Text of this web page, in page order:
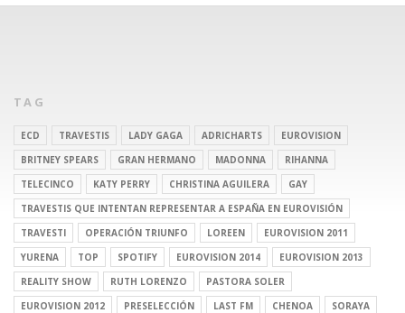
TAG
ECD TRAVESTIS LADY GAGA ADRICHARTS
EUROVISION
BRITNEY SPEARS
GRAN HERMANO MADONNA
RIHANNA
TELECINCO
KATY PERRY CHRISTINA AGUILERA
GAY
TRAVESTIS QUE INTENTAN REPRESENTAR A ESPAÑA EN EUROVISIÓN
TRAVESTI
OPERACIÓN TRIUNFO LOREEN
EUROVISION 2011
YURENA
TOP SPOTIFY EUROVISION 2014
EUROVISION 2013
REALITY SHOW
RUTH LORENZO
PASTORA SOLER
EUROVISION 2012
PRESELECCIÓN LAST FM CHENOA
SORAYA